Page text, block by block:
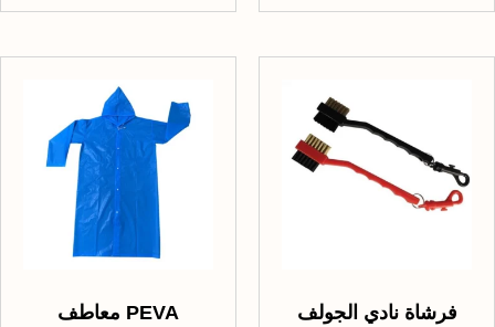
معاطف PEVA
فرشاة نادي الجولف